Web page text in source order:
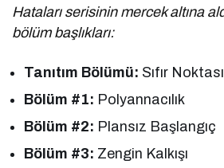
Hataları serisinin mercek altına
bölüm başlıkları:
Tanıtım Bölümü: Sıfır
Bölüm #1: Polyannacılık
Bölüm #2: Plansız Başlangıç
Bölüm #3: Zengin Kalkışı